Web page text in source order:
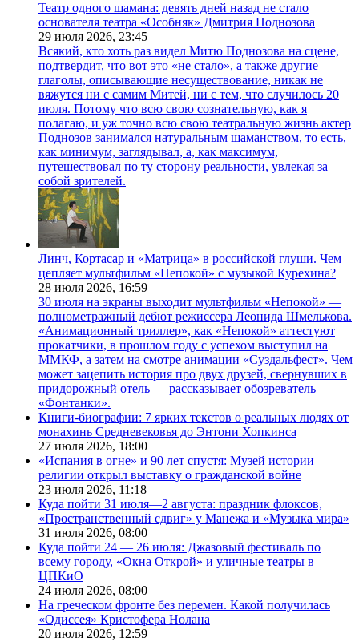
Театр одного шамана: девять дней назад не стало
основателя театра «Особняк» Дмитрия Поднозова
29 июля 2026, 23:45
Всякий, кто хоть раз видел Митю Поднозова на сцене,
подтвердит, что вот это «не стало», а также другие
глаголы, описывающие несуществование, никак не
вяжутся ни с самим Митей, ни с тем, что случилось 20
июля. Потому что всю свою сознательную, как я
полагаю, и уж точно всю свою театральную жизнь актер
Поднозов занимался натуральным шаманством, то есть,
как минимум, заглядывал, а, как максимум,
путешествовал по ту сторону реальности, увлекая за
собой зрителей.
Линч, Кортасар и «Матрица» в российской глуши. Чем
цепляет мультфильм «Непокой» с музыкой Курехина?
28 июля 2026, 16:59
30 июля на экраны выходит мультфильм «Непокой» —
полнометражный дебют режиссера Леонида Шмелькова.
«Анимационный триллер», как «Непокой» аттестуют
прокатчики, в прошлом году с успехом выступил на
ММКФ, а затем на смотре анимации «Суздальфест». Чем
может зацепить история про двух друзей, свернувших в
придорожный отель — рассказывает обозреватель
«Фонтанки».
Книги-биографии: 7 ярких текстов о реальных людях от
монахинь Средневековья до Энтони Хопкинса
27 июля 2026, 18:00
«Испания в огне» и 90 лет спустя: Музей истории
религии открыл выставку о гражданской войне
23 июля 2026, 11:18
Куда пойти 31 июля—2 августа: праздник флоксов,
«Пространственный сдвиг» у Манежа и «Музыка мира»
31 июля 2026, 08:00
Куда пойти 24 — 26 июля: Джазовый фестиваль по
всему городу, «Окна Открой» и уличные театры в
ЦПКиО
24 июля 2026, 08:00
На греческом фронте без перемен. Какой получилась
«Одиссея» Кристофера Нолана
20 июля 2026, 12:59